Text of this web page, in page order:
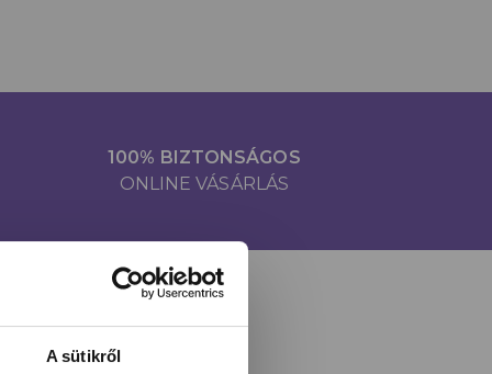
A sütikről
100% BIZTONSÁGOS
ONLINE VÁSÁRLÁS